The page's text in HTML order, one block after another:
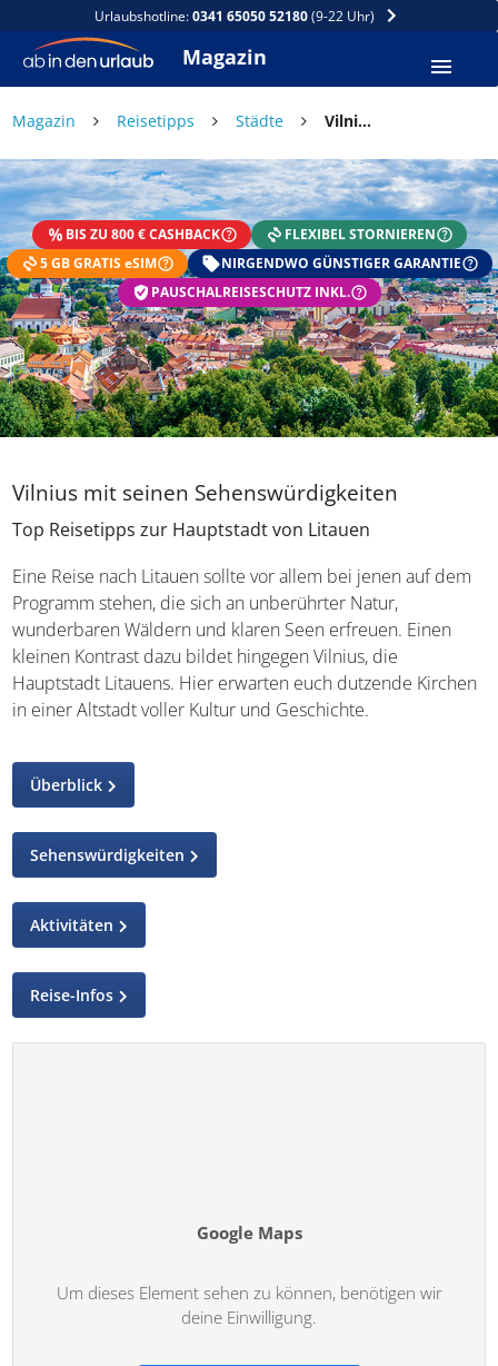
Urlaubshotline:0341 65050 52180(9-22 Uhr)
Magazin
Magazin Reisetipps Städte Vilnius mit seinen Sehenswürdigkeiten
BIS ZU 800 € CASHBACK
FLEXIBEL STORNIEREN
5 GB GRATIS eSIM
NIRGENDWO GÜNSTIGER GARANTIE
PAUSCHALREISESCHUTZ INKL.
Vilnius mit seinen Sehenswürdigkeiten
Top Reisetipps zur Hauptstadt von Litauen
Eine Reise nach Litauen sollte vor allem bei jenen auf dem
Programm stehen, die sich an unberührter Natur,
wunderbaren Wäldern und klaren Seen erfreuen. Einen
kleinen Kontrast dazu bildet hingegen Vilnius, die
Hauptstadt Litauens. Hier erwarten euch dutzende Kirchen
in einer Altstadt voller Kultur und Geschichte.
Überblick
Sehenswürdigkeiten
Aktivitäten
Reise-Infos
Google Maps
Um dieses Element sehen zu können, benötigen wir
deine Einwilligung.